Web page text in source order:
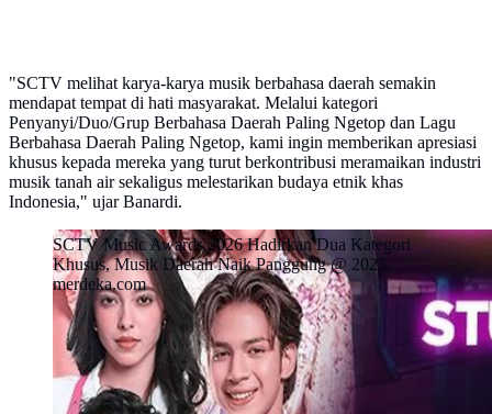
"SCTV melihat karya-karya musik berbahasa daerah semakin
mendapat tempat di hati masyarakat. Melalui kategori
Penyanyi/Duo/Grup Berbahasa Daerah Paling Ngetop dan Lagu
Berbahasa Daerah Paling Ngetop, kami ingin memberikan apresiasi
khusus kepada mereka yang turut berkontribusi meramaikan industri
musik tanah air sekaligus melestarikan budaya etnik khas
Indonesia," ujar Banardi.
SCTV Music Awards 2026 Hadirkan Dua Kategori
Khusus, Musik Daerah Naik Panggung @ 2025
merdeka.com